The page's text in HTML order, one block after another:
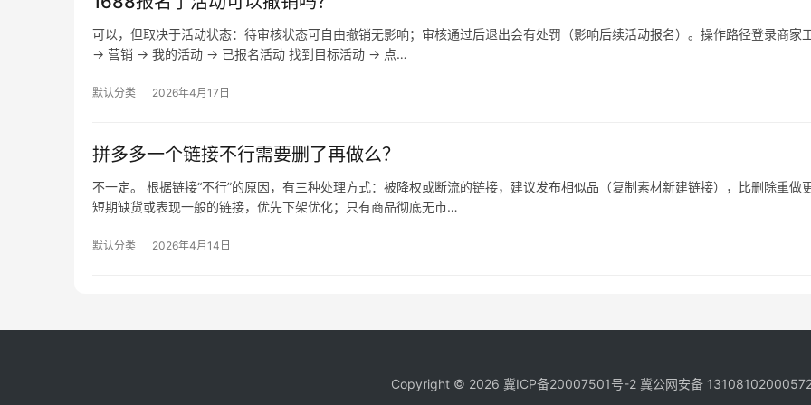
可以，但取决于活动状态：待审核状态可自由撤销无影响；审核通过后退出会有处罚（影响后续活动报名）。操作路径登录商家
→ 营销 → 我的活动 → 已报名活动 找到目标活动 → 点…
默认分类 2026年4月17日
拼多多一个链接不行需要删了再做么？
不一定。 根据链接“不行”的原因，有三种处理方式：被降权或断流的链接，建议发布相似品（复制素材新建链接），比删除重做更
短期缺货或表现一般的链接，优先下架优化；只有商品彻底无市…
默认分类 2026年4月14日
Copyright © 2026 冀ICP备20007501号-2 冀公网安备